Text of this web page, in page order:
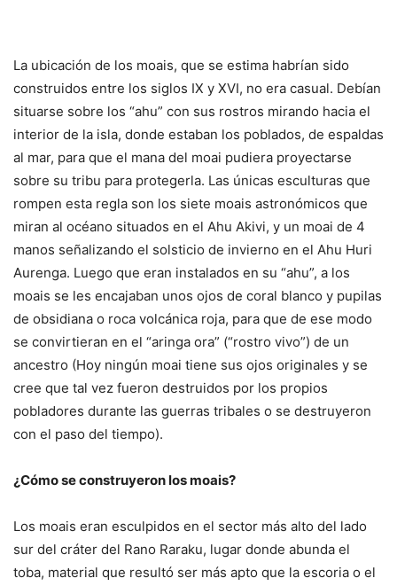
La ubicación de los moais, que se estima habrían sido
construidos entre los siglos IX y XVI, no era casual. Debían
situarse sobre los “ahu” con sus rostros mirando hacia el
interior de la isla, donde estaban los poblados, de espaldas
al mar, para que el mana del moai pudiera proyectarse
sobre su tribu para protegerla. Las únicas esculturas que
rompen esta regla son los siete moais astronómicos que
miran al océano situados en el Ahu Akivi, y un moai de 4
manos señalizando el solsticio de invierno en el Ahu Huri
Aurenga. Luego que eran instalados en su “ahu”, a los
moais se les encajaban unos ojos de coral blanco y pupilas
de obsidiana o roca volcánica roja, para que de ese modo
se convirtieran en el “aringa ora” (“rostro vivo”) de un
ancestro (Hoy ningún moai tiene sus ojos originales y se
cree que tal vez fueron destruidos por los propios
pobladores durante las guerras tribales o se destruyeron
con el paso del tiempo).
¿Cómo se construyeron los moais?
Los moais eran esculpidos en el sector más alto del lado
sur del cráter del Rano Raraku, lugar donde abunda el
toba, material que resultó ser más apto que la escoria o el